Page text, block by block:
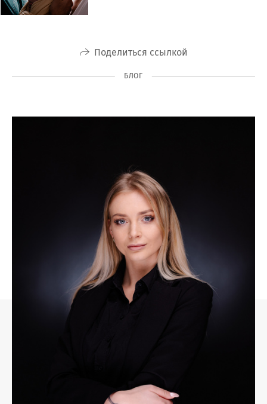
Поделиться ссылкой
БЛОГ